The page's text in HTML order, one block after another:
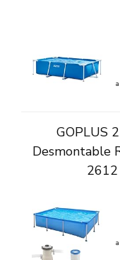
GOPLUS
Desmontable
2612